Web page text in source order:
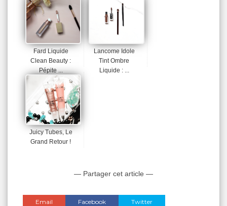
Fard Liquide
Clean Beauty :
Pépite ...
Lancome Idole
Tint Ombre
Liquide : ...
Juicy Tubes, Le
Grand Retour !
— Partager cet article —
Email Facebook Twitter